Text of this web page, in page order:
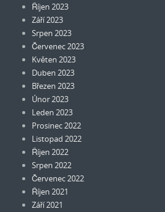
Říjen 2023
Září 2023
Srpen 2023
Červenec 2023
Květen 2023
Duben 2023
Březen 2023
Únor 2023
Leden 2023
Prosinec 2022
Listopad 2022
Říjen 2022
Srpen 2022
Červenec 2022
Říjen 2021
Září 2021